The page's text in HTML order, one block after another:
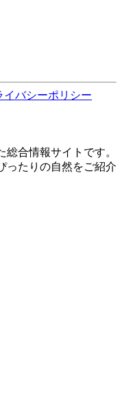
イバシーポリシー
合情報サイトです。
ったりの自然をご紹介